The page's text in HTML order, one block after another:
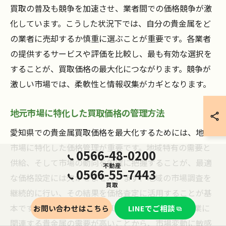
買取の普及も競争を加速させ、業者間での価格競争が激
化しています。こうした状況下では、自分の貴金属をど
の業者に売却するか慎重に選ぶことが重要です。各業者
の提供するサービスや評価を比較し、最も有効な選択を
することが、買取価格の最大化につながります。競争が
激しい市場では、柔軟性と情報収集がカギとなります。
地元市場に特化した買取価格の管理方法
愛知県での貴金属買取価格を最大化するためには、地元
市場に特化した価格管理が重要です。地域特有の需要と
供給、そして市場の動向を的確に把握することが、最適
な価格設定には欠かせません。まず、地域の市場調査を
継続的に行い、その結果を価格査定に活用することが基
本です。愛知県は特に自動車産業が盛んで、この産業に
関連する貴金属の需要が高いことから、市場変動に敏感
0566-48-0200
不動産
0566-55-7443
買取
お問い合わせはこちら LINEでご相談